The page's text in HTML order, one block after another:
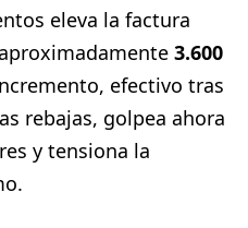
eleva la factura
3.600
efectivo tras
rebajas, golpea ahora
y tensiona la